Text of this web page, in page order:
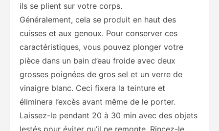
ils se plient sur votre corps.
Généralement, cela se produit en haut des
cuisses et aux genoux. Pour conserver ces
caractéristiques, vous pouvez plonger votre
pièce dans un bain d’eau froide avec deux
grosses poignées de gros sel et un verre de
vinaigre blanc. Ceci fixera la teinture et
éliminera l’excès avant même de le porter.
Laissez-le pendant 20 à 30 min avec des objets
lestés pour éviter qu’il ne remonte. Rincez-le